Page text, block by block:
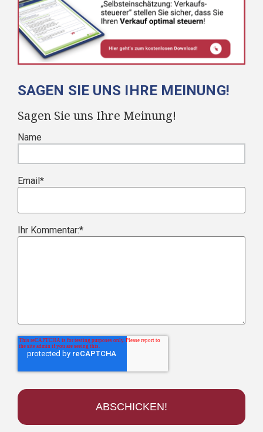
SAGEN SIE UNS IHRE MEINUNG!
Sagen Sie uns Ihre Meinung!
Name
Email*
Ihr Kommentar:*